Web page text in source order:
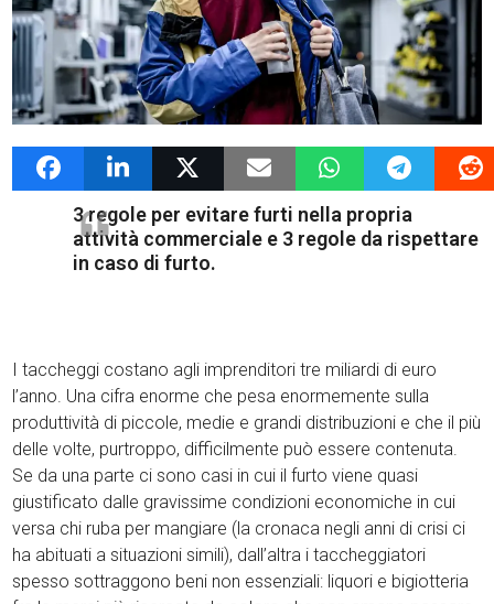
3 Maggio 2019 admin News G4Vigilanza
3 regole per evitare furti nella propria
attività commerciale e 3 regole da rispettare
in caso di furto.
I taccheggi costano agli imprenditori tre miliardi di euro
l’anno. Una cifra enorme che pesa enormemente sulla
produttività di piccole, medie e grandi distribuzioni e che il più
delle volte, purtroppo, difficilmente può essere contenuta.
Se da una parte ci sono casi in cui il furto viene quasi
giustificato dalle gravissime condizioni economiche in cui
versa chi ruba per mangiare (la cronaca negli anni di crisi ci
ha abituati a situazioni simili), dall’altra i taccheggiatori
spesso sottraggono beni non essenziali: liquori e bigiotteria